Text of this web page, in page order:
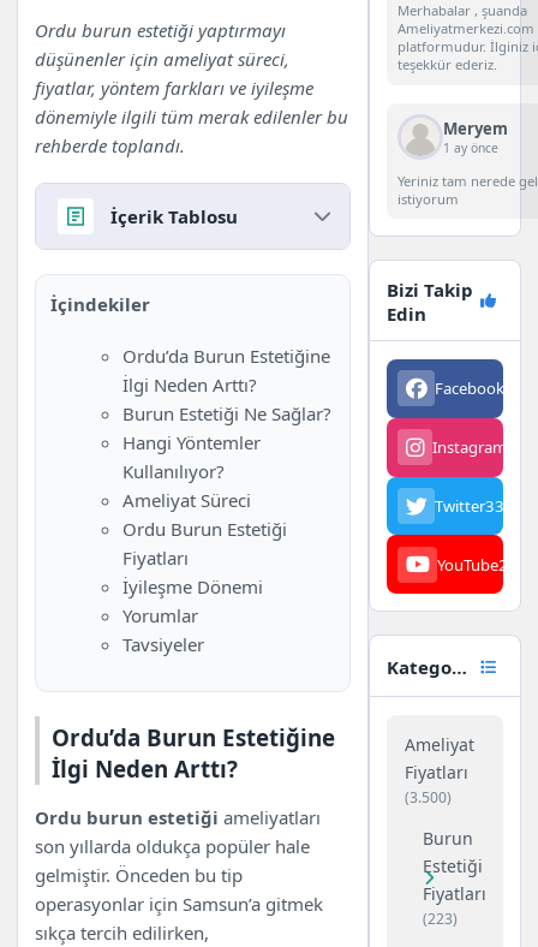
Ordu burun estetiği yaptırmayı
düşünenler için ameliyat süreci,
fiyatlar, yöntem farkları ve iyileşme
dönemiyle ilgili tüm merak edilenler bu
rehberde toplandı.
İçerik Tablosu
Ordu’da Burun Estetiğine İlgi
Neden Arttı?
Hangi Yöntemler Kullanılıyor?
Ameliyat Süreci
Ordu Burun Estetiği Fiyatları
(2025)
İyileşme Dönemi
Yorumlar
Tavsiyeler
İçindekiler
Ordu’da Burun Estetiğine
İlgi Neden Arttı?
Burun Estetiği Ne Sağlar?
Hangi Yöntemler
Kullanılıyor?
Ameliyat Süreci
Ordu Burun Estetiği
Fiyatları
İyileşme Dönemi
Yorumlar
Tavsiyeler
Ordu’da Burun Estetiğine
İlgi Neden Arttı?
Ordu burun estetiği ameliyatları
son yıllarda oldukça popüler hale
gelmiştir. Önceden bu tip
operasyonlar için Samsun’a gitmek
sıkça tercih edilirken,
Merhabalar , şuanda
platformudur. İlginiz
teşekkür ederiz.
Meryem
1 ay önce
Yeriniz tam nerede
istiyorum
Bizi Takip
Edin
Facebook
Instagram
Twitter3342
YouTube23
Kategoriler
Ameliyat
Fiyatları
(3.500)
Burun
Estetiği
Fiyatları
(223)